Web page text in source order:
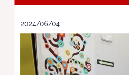
2024/06/04